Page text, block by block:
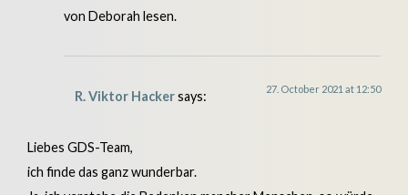
von Deborah lesen.
R. Viktor Hackersays: 27. October 2021 at 12:50
Liebes GDS-Team,
ich finde das ganz wunderbar.